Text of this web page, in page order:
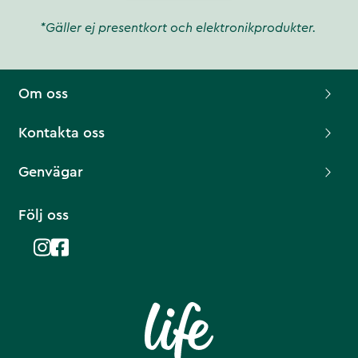
*Gäller ej presentkort och elektronikprodukter.
Om oss
Kontakta oss
Genvägar
Följ oss